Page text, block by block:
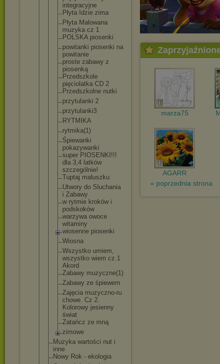
integracyjne
Płyta Idzie zima
Płyta Malowana
muzyka cz 1
POLSKA piosenki
powitanki piosenki na
powitanie
proste zabawy z
piosenką
Przedszkole
pięciolatka CD 2
Przedszkolne nutki
przytulanki 2
przytulanki3
RYTMIKA
rytmika(1)
Śpiewanki
pokazywanki
super PIOSENKI!!!
dla 3,4 latków
szczególnie!
Tuptaj maluszku
Utwory do Sluchania
i Zabawy
w rytmie kroków i
podskoków
warzywa owoce
witaminy
wiosenne piosenki
Wiosna
Wszystko umiem,
wszystko wiem cz.1
Akord
Zabawy muzyczne(1)
Zabawy ze śpiewem
Zajęcia muzyczno-ru
chowe. Cz 2.
Kolorowy jesienny
świat
Zatańcz ze mną
zimowe
Muzyka wartości nut i
inne
Nowy Rok - ekologia
marza75
AGARR
« poprzednia strona